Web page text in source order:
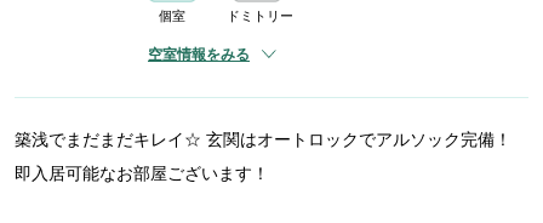
個室 ドミトリー
空室情報をみる
築浅でまだまだキレイ☆ 玄関はオートロックでアルソック完備！
即入居可能なお部屋ございます！